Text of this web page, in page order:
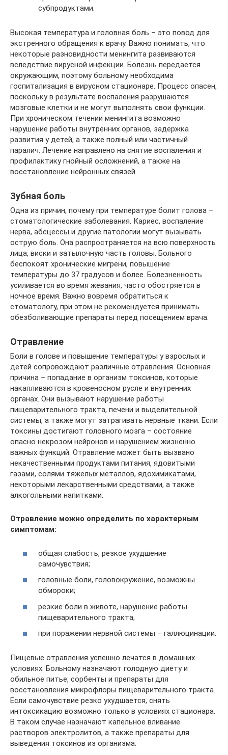
субпродуктами.
Высокая температура и головная боль – это повод для
экстренного обращения к врачу. Важно понимать, что
некоторые разновидности менингита развиваются
вследствие вирусной инфекции. Болезнь передается
окружающим, поэтому больному необходима
госпитализация в вирусном стационаре. Процесс опасен,
поскольку в результате воспаления разрушаются
мозговые клетки и не могут выполнять свои функции.
При хроническом течении менингита возможно
нарушение работы внутренних органов, задержка
развития у детей, а также полный или частичный
паралич. Лечение направлено на снятие воспаления и
профилактику гнойный осложнений, а также на
восстановление нейронных связей.
Зубная боль
Одна из причин, почему при температуре болит голова –
стоматологические заболевания. Кариес, воспаление
нерва, абсцессы и другие патологии могут вызывать
острую боль. Она распространяется на всю поверхность
лица, виски и затылочную часть головы. Больного
беспокоят хронические мигрени, повышение
температуры до 37 градусов и более. Болезненность
усиливается во время жевания, часто обостряется в
ночное время. Важно вовремя обратиться к
стоматологу, при этом не рекомендуется принимать
обезболивающие препараты перед посещением врача.
Отравление
Боли в голове и повышение температуры у взрослых и
детей сопровождают различные отравления. Основная
причина – попадание в организм токсинов, которые
накапливаются в кровеносном русле и внутренних
органах. Они вызывают нарушение работы
пищеварительного тракта, печени и выделительной
системы, а также могут затрагивать нервные ткани. Если
токсины достигают головного мозга – состояние
опасно некрозом нейронов и нарушением жизненно
важных функций. Отравление может быть вызвано
некачественными продуктами питания, ядовитыми
газами, солями тяжелых металлов, ядохимикатами,
некоторыми лекарственными средствами, а также
алкогольными напитками.
Отравление можно определить по характерным
симптомам:
общая слабость, резкое ухудшение
самочувствия;
головные боли, головокружение, возможны
обмороки;
резкие боли в животе, нарушение работы
пищеварительного тракта;
при поражении нервной системы – галлюцинации.
Пищевые отравления успешно лечатся в домашних
условиях. Больному назначают голодную диету и
обильное питье, сорбенты и препараты для
восстановления микрофлоры пищеварительного тракта.
Если самочувствие резко ухудшается, снять
интоксикацию возможно только в условиях стационара.
В таком случае назначают капельное вливание
растворов электролитов, а также препараты для
выведения токсинов из организма.